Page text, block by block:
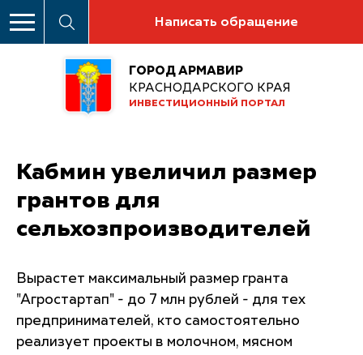
Написать обращение
ГОРОД АРМАВИР
КРАСНОДАРСКОГО КРАЯ
ИНВЕСТИЦИОННЫЙ ПОРТАЛ
Кабмин увеличил размер
грантов для
сельхозпроизводителей
Вырастет максимальный размер гранта
"Агростартап" - до 7 млн рублей - для тех
предпринимателей, кто самостоятельно
реализует проекты в молочном, мясном